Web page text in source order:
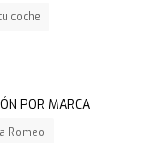
coche
POR MARCA
Romeo